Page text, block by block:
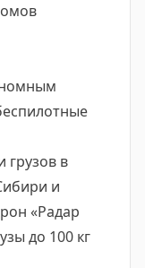
грузов в
и
«Радар
до 100 кг